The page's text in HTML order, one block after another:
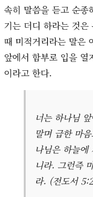
속히 말씀을 듣고 순
기는 더디 하라는 것은
때 미적거리라는 말은
앞에서 함부로 입을
이라고 한다.
너는 하나님
말며 급한 마
나님은 하늘에
니라. 그런즉
라. (전도서